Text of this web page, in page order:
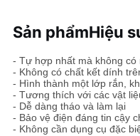
Sản phẩmHiệu
- Tự hợp nhất mà không có
- Không có chất kết dính
- Hình thành một lớp rắn,
- Tương thích với các vật
- Dễ dàng tháo và làm lại
- Bảo vệ điện đáng tin cậy
- Không cần dụng cụ đặc